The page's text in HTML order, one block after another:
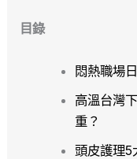
目錄
悶熱職場
高溫台灣
重？
頭皮護理5